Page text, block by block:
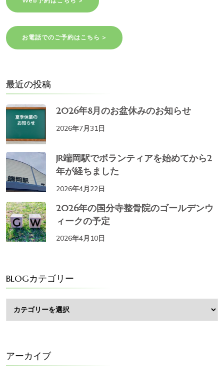
ジ
送お電話でのご予約はこちら >
最近の投稿
2026年8月のお盆休みのお知らせ
2026年7月31日
JR端岡駅でボランティアを始めてから2
年が経ちました
2026年4月22日
2026年の国分寺整骨院のゴールデンウ
ィークの予定
2026年4月10日
BLOGカテゴリー
カ
テ
ー
アーカイブ